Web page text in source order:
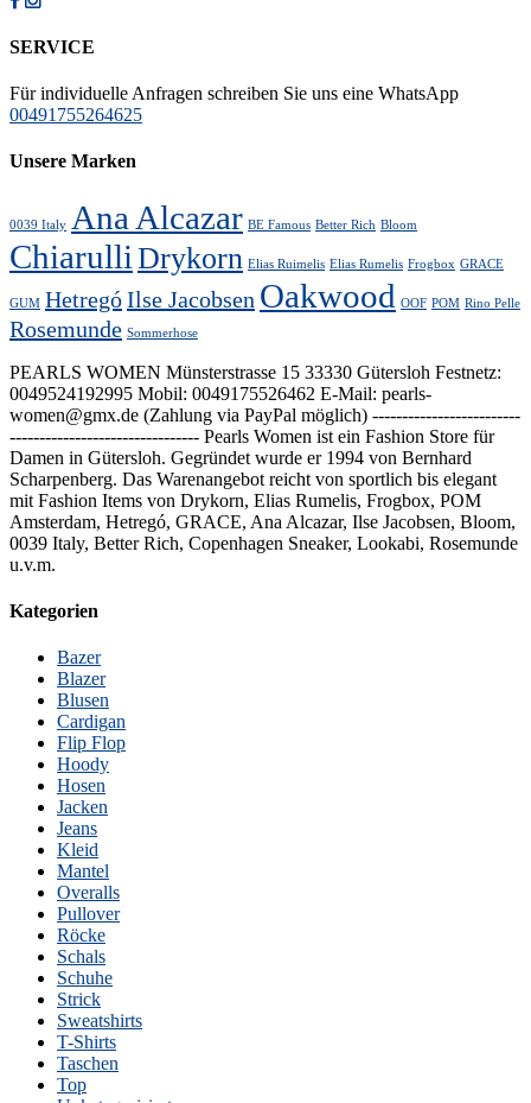
SERVICE
Für individuelle Anfragen schreiben Sie uns eine WhatsApp
00491755264625
Unsere Marken
0039 Italy Ana Alcazar BE Famous Better Rich Bloom
Chiarulli Drykorn Elias Ruimelis Elias Rumelis Frogbox GRACE
GUM HetregóIlse Jacobsen Oakwood OOF POM Rino Pelle
Rosemunde Sommerhose
PEARLS WOMEN Münsterstrasse 15 33330 Gütersloh Festnetz:
0049524192995 Mobil: 0049175526462 E-Mail: pearls-
women@gmx.de (Zahlung via PayPal möglich) -------------------------
-------------------------------- Pearls Women ist ein Fashion Store für
Damen in Gütersloh. Gegründet wurde er 1994 von Bernhard
Scharpenberg. Das Warenangebot reicht von sportlich bis elegant
mit Fashion Items von Drykorn, Elias Rumelis, Frogbox, POM
Amsterdam, Hetregó, GRACE, Ana Alcazar, Ilse Jacobsen, Bloom,
0039 Italy, Better Rich, Copenhagen Sneaker, Lookabi, Rosemunde
u.v.m.
Kategorien
Bazer
Blazer
Blusen
Cardigan
Flip Flop
Hoody
Hosen
Jacken
Jeans
Kleid
Mantel
Overalls
Pullover
Röcke
Schals
Schuhe
Strick
Sweatshirts
T-Shirts
Taschen
Top